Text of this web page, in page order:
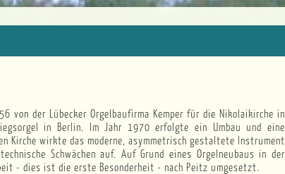
in Berlin. Im Jahr 1970 erfolgte ein Umbau und eine
Kirche wirkte das moderne, asymmetrisch gestaltete Instrument
Schwächen auf. Auf Grund eines Orgelneubaus in der
- dies ist die erste Besonderheit - nach Peitz umgesetzt.